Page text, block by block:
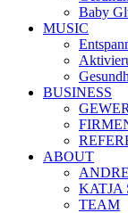
Baby
MUSIC
BUSINESS
ABOUT
KATJA
TEAM